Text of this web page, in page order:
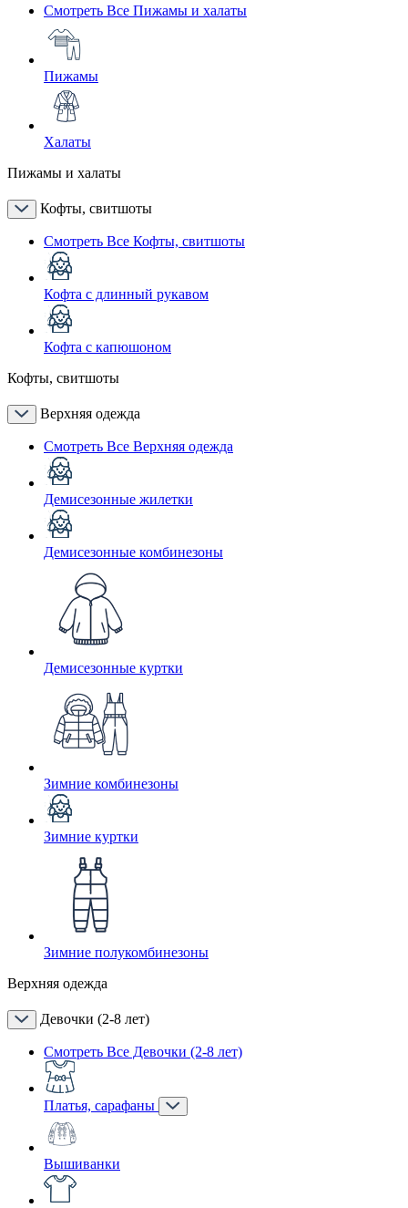
Смотреть Все Пижамы и халаты
Пижамы
Халаты
Пижамы и халаты
Кофты, свитшоты
Смотреть Все Кофты, свитшоты
Кофта с длинный рукавом
Кофта с капюшоном
Кофты, свитшоты
Верхняя одежда
Смотреть Все Верхняя одежда
Демисезонные жилетки
Демисезонные комбинезоны
Демисезонные куртки
Зимние комбинезоны
Зимние куртки
Зимние полукомбинезоны
Верхняя одежда
Девочки (2-8 лет)
Смотреть Все Девочки (2-8 лет)
Платья, сарафаны
Вышиванки